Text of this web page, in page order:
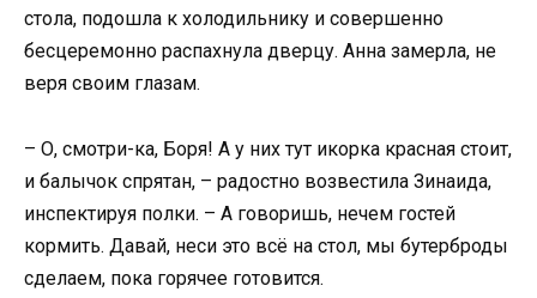
стола, подошла к холодильнику и совершенно
бесцеремонно распахнула дверцу. Анна замерла, не
веря своим глазам.
– О, смотри-ка, Боря! А у них тут икорка красная стоит,
и балычок спрятан, – радостно возвестила Зинаида,
инспектируя полки. – А говоришь, нечем гостей
кормить. Давай, неси это всё на стол, мы бутерброды
сделаем, пока горячее готовится.